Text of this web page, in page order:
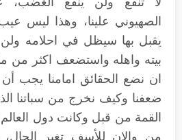
الصهيوني علينا، وهذا ليس
يقبل بها سيظل في احلامه
بيته واهله واستضعف اكثر
ان نضع الحقائق امامنا يجب
ضعفنا وكيف نخرج من سباتنا
القمة من قبل وكانت دول
من والان للأسف تغير